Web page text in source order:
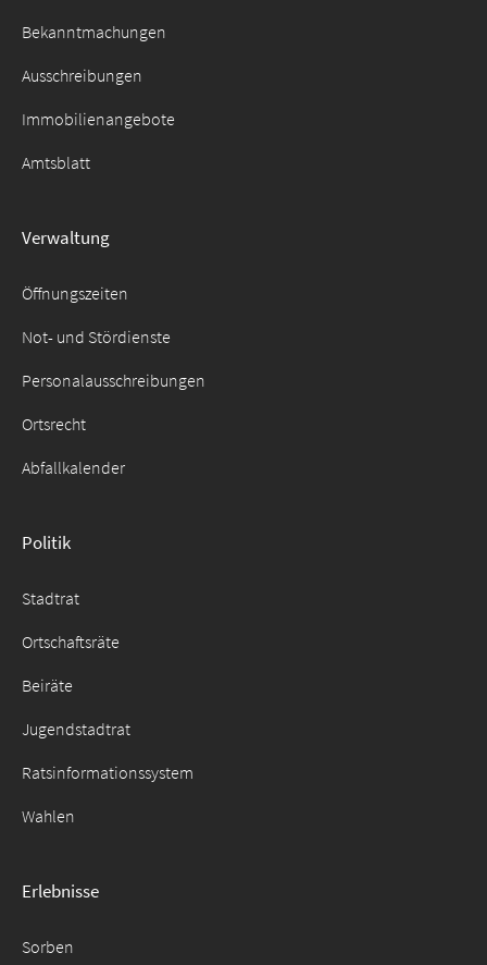
Bekanntmachungen
Ausschreibungen
Immobilienangebote
Amtsblatt
Verwaltung
Öffnungszeiten
Not- und Stördienste
Personalausschreibungen
Ortsrecht
Abfallkalender
Politik
Stadtrat
Ortschaftsräte
Beiräte
Jugendstadtrat
Ratsinformationssystem
Wahlen
Erlebnisse
Sorben